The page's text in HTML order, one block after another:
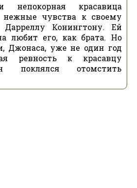
непокорная красавица
нежные чувства к своему
Дарреллу Конингтону. Ей
любит его, как брата. Но
Джонаса, уже не один год
ревность к красавцу
поклялся отомстить